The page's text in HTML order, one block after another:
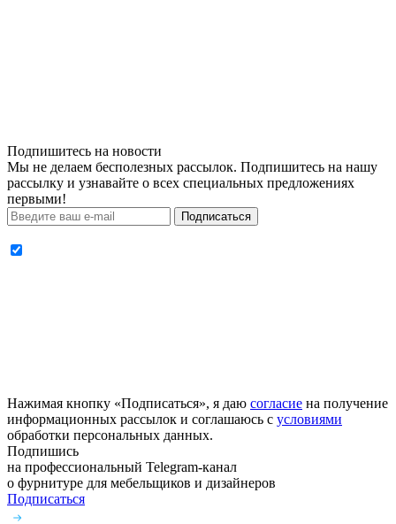
Подпишитесь на новости
Мы не делаем бесполезных рассылок. Подпишитесь на нашу
рассылку и узнавайте о всех специальных предложениях
первыми!
Подписаться
Нажимая кнопку «Подписаться», я даю согласие на получение
информационных рассылок и соглашаюсь с условиями
обработки персональных данных.
Подпишись
на профессиональный Telegram-канал
о фурнитуре для мебельщиков и дизайнеров
Подписаться